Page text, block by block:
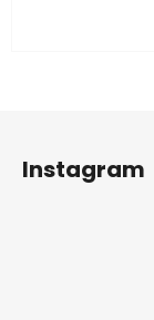
Instagram